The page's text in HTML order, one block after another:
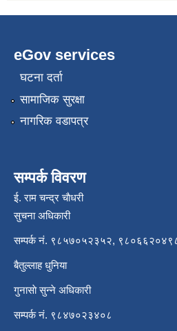
eGov services
घटना दर्ता
सामाजिक सुरक्षा
नागरिक वडापत्र
सम्पर्क विवरण
ई. राम चन्द्र चाैधरी
सुचना अधिकारी
सम्पर्क नं. ९८५७०५२३५२,
बैतुल्लाह धुनिया
गुनासाे सुन्ने अधिकारी
सम्पर्क नं. ९८४७०२३४०८